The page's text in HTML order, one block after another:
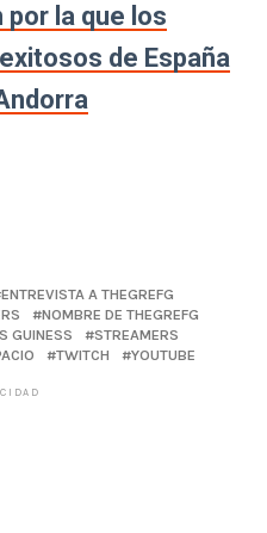
por la que los
de España
ENTREVISTA A THEGREFG
NOMBRE DE THEGREFG
GUINESS
STREAMERS
TWITCH YOUTUBE